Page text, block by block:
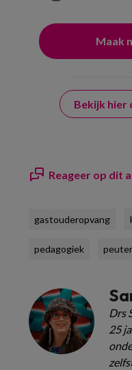
Bekijk hier
Reageer op dit
gastouderopvang
pedagogiek peuter
Drs
25